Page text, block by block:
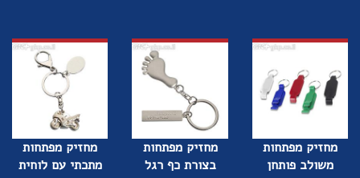
מחזיק מפתחות
משולב פותחן
מחזיק מפתחות
בצורת כף רגל
מחזיק מפתחות
מתכתי עם לוחית